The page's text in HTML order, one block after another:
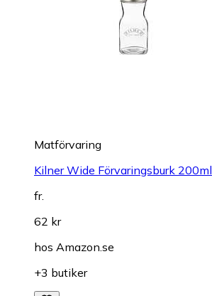
Matförvaring
Kilner Wide Förvaringsburk 200ml
fr.
62 kr
hos Amazon.se
+3 butiker